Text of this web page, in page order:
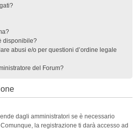
disponibile?
abusi e/o per questioni d’ordine legale
del Forum?
dagli amministratori se è necessario
la registrazione ti darà accesso ad